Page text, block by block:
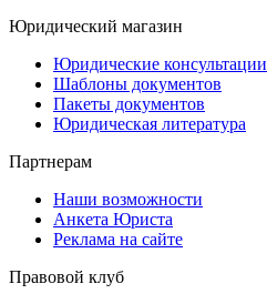
Юридический магазин
Юридические консультации
Шаблоны документов
Пакеты документов
Юридическая литература
Партнерам
Наши возможности
Анкета Юриста
Реклама на сайте
Правовой клуб